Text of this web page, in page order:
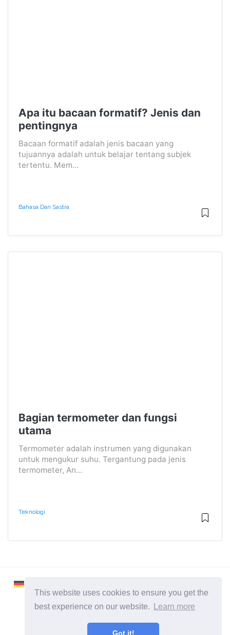
This website uses cookies to ensure you get the
best experience on our website.
Learn more
Got it!
Apa itu bacaan formatif? Jenis dan
pentingnya
Bacaan formatif adalah jenis bacaan yang
tujuannya adalah untuk belajar tentang subjek
tertentu. Mem...
Bahasa Dan Sastra
Bagian termometer dan fungsi
utama
Termometer adalah instrumen yang digunakan
untuk mengukur suhu. Tergantung pada jenis
termometer, An...
Teknologi
2026 ©Learnaboutworld